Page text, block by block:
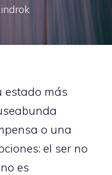
estado más
o una
el ser no
es